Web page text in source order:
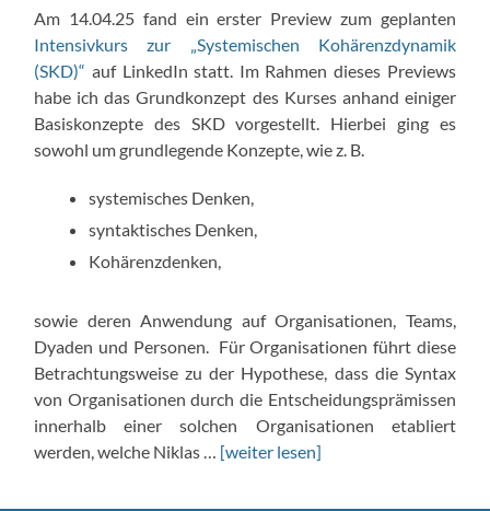
Am 14.04.25 fand ein erster Preview zum geplanten
Intensivkurs zur „Systemischen Kohärenzdynamik
(SKD)“ auf LinkedIn statt. Im Rahmen dieses Previews
habe ich das Grundkonzept des Kurses anhand einiger
Basiskonzepte des SKD vorgestellt. Hierbei ging es
sowohl um grundlegende Konzepte, wie z. B.
systemisches Denken,
syntaktisches Denken,
Kohärenzdenken,
sowie deren Anwendung auf Organisationen, Teams,
Dyaden und Personen. Für Organisationen führt diese
Betrachtungsweise zu der Hypothese, dass die Syntax
von Organisationen durch die Entscheidungsprämissen
innerhalb einer solchen Organisationen etabliert
werden, welche Niklas … [weiter lesen]